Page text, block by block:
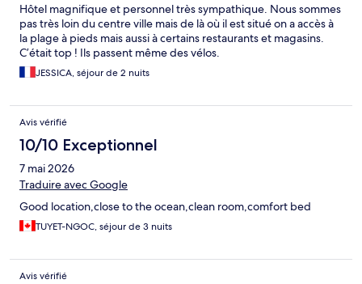
Hôtel magnifique et personnel très sympathique. Nous sommes
pas très loin du centre ville mais de là où il est situé on a accès à
la plage à pieds mais aussi à certains restaurants et magasins.
C’était top ! Ils passent même des vélos.
JESSICA, séjour de 2 nuits
Avis vérifié
10/10 Exceptionnel
7 mai 2026
Traduire avec Google
Good location,close to the ocean,clean room,comfort bed
TUYET-NGOC, séjour de 3 nuits
Avis vérifié